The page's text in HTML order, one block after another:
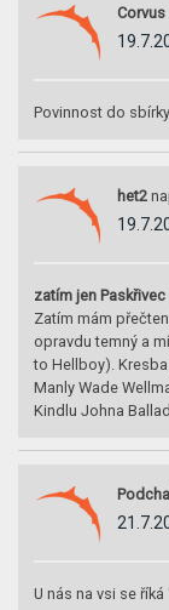
Corvus
Povinnost do
het2
zatím jen Paskřivec
Zatím mám
opravdu temný a
to Hellboy).
Manly Wade
Kindlu Johna
U nás na vsi se říká